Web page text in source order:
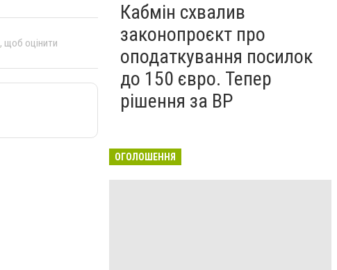
, щоб оцінити
Кабмін схвалив
законопроєкт про
оподаткування посилок
до 150 євро. Тепер
рішення за ВР
ОГОЛОШЕННЯ